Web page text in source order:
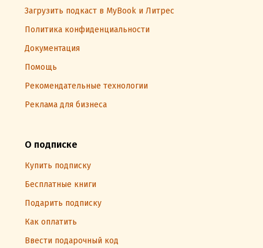
Загрузить подкаст в MyBook и Литрес
Политика конфиденциальности
Документация
Помощь
Рекомендательные технологии
Реклама для бизнеса
О подписке
Купить подписку
Бесплатные книги
Подарить подписку
Как оплатить
Ввести подарочный код